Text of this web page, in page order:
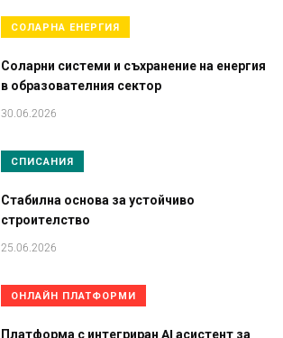
СОЛАРНА ЕНЕРГИЯ
Соларни системи и съхранение на енергия
в образователния сектор
30.06.2026
СПИСАНИЯ
Стабилна основа за устойчиво
строителство
25.06.2026
ОНЛАЙН ПЛАТФОРМИ
Платформа с интегриран AI асистент за